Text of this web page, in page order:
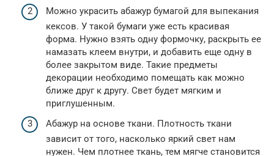
Можно украсить абажур бумагой для выпекания
кексов. У такой бумаги уже есть красивая
форма. Нужно взять одну формочку, раскрыть ее
намазать клеем внутри, и добавить еще одну в
более закрытом виде. Такие предметы
декорации необходимо помещать как можно
ближе друг к другу. Свет будет мягким и
приглушенным.
Абажур на основе ткани. Плотность ткани
зависит от того, насколько яркий свет нам
нужен. Чем плотнее ткань, тем мягче становится